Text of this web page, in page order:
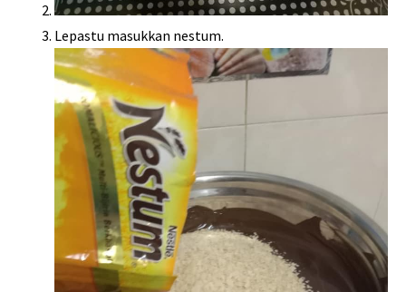
Lepastu masukkan nestum.